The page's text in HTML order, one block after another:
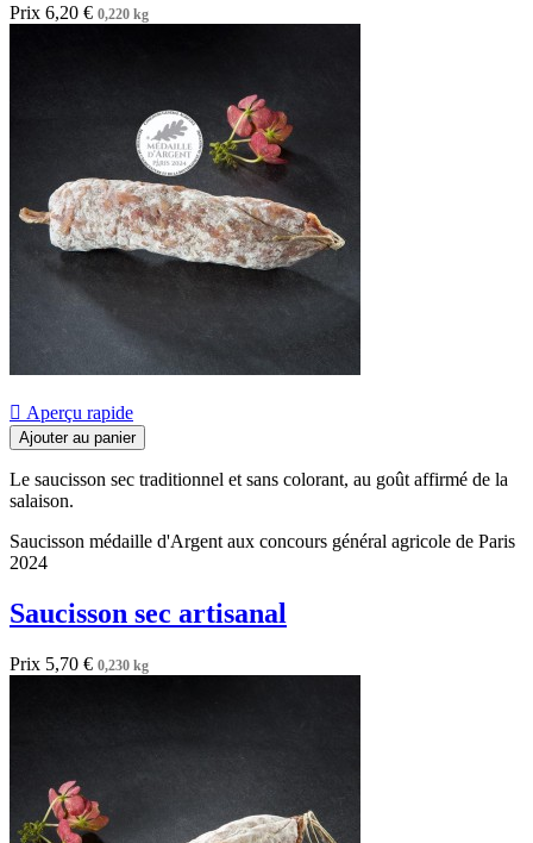
Prix 6,20 € 0,220 kg
 Aperçu rapide
Ajouter au panier
Le saucisson sec traditionnel et sans colorant, au goût affirmé de la
salaison.
Saucisson médaille d'Argent aux concours général agricole de Paris
2024
Saucisson sec artisanal
Prix 5,70 € 0,230 kg